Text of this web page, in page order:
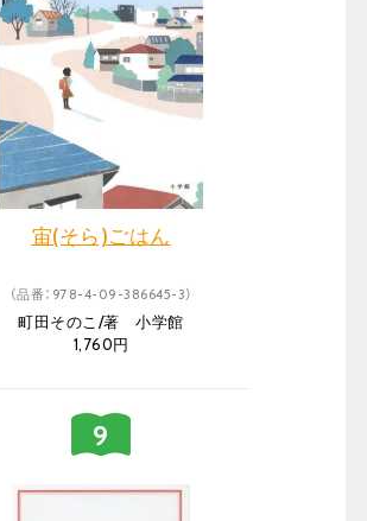
宙(そら)ごはん
（品番：978-4-09-386645-3）
町田そのこ/著 小学館
1,760円